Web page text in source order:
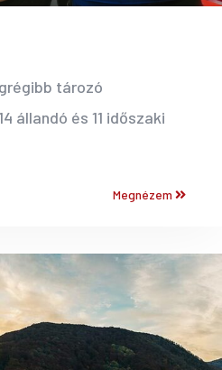
tározó
állandó és 11 időszaki
Megnézem